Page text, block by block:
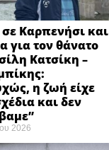
Καρπενήσι και
για τον θάνατο
Κατσίκη –
η ζωή είχε
και δεν
2026